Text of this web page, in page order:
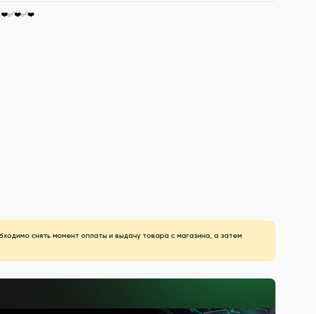
❤️✅❤️✅❤️
снять момент оплаты и выдачу товара с магазина, а затем